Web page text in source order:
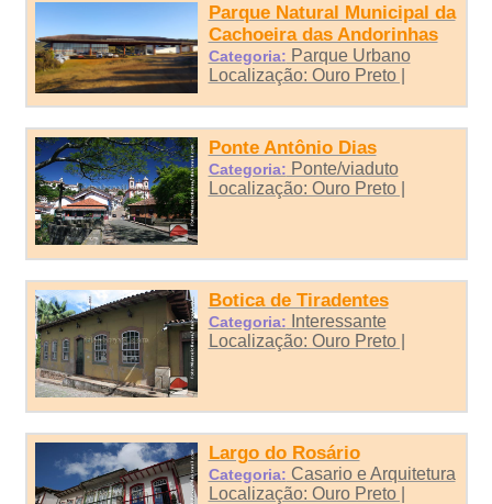
Parque Natural Municipal da
Cachoeira das Andorinhas
Categoria: Parque Urbano
Localização: Ouro Preto |
Ponte Antônio Dias
Categoria: Ponte/viaduto
Localização: Ouro Preto |
Botica de Tiradentes
Categoria: Interessante
Localização: Ouro Preto |
Largo do Rosário
Categoria: Casario e Arquitetura
Localização: Ouro Preto |